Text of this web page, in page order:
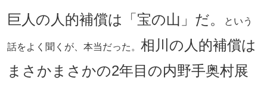
巨人の人的補償は「宝の山」だ。 という
話をよく聞くが、本当だった。 相川の人的補償は
まさかまさかの2年目の内野手奥村展